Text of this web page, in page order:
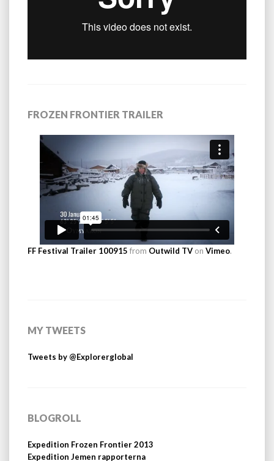
FROZEN FRONTIER TRAILER
FF Festival Trailer 100915 from Outwild TV on Vimeo.
MY TWEETS
Tweets by @Explorerglobal
BLOGROLL
Expedition Frozen Frontier 2013
Expedition Jemen rapporterna